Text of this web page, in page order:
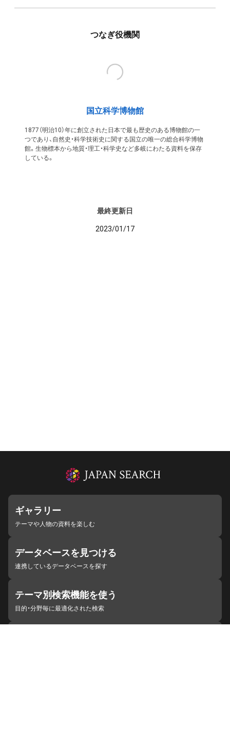
つなぎ役機関
国立科学博物館
1877（明治10）年に創立された日本で最も歴史のある博物館の一
つであり、自然史・科学技術史に関する国立の唯一の総合科学博物
館。生物標本から地質・理工・科学史など多岐にわたる資料を保存
している。
最終更新日
2023/01/17
ギャラリー
テーマや人物の資料を楽しむ
データベースを見つける
連携しているデータベースを探す
テーマ別検索機能を使う
目的・分野毎に最適化された検索